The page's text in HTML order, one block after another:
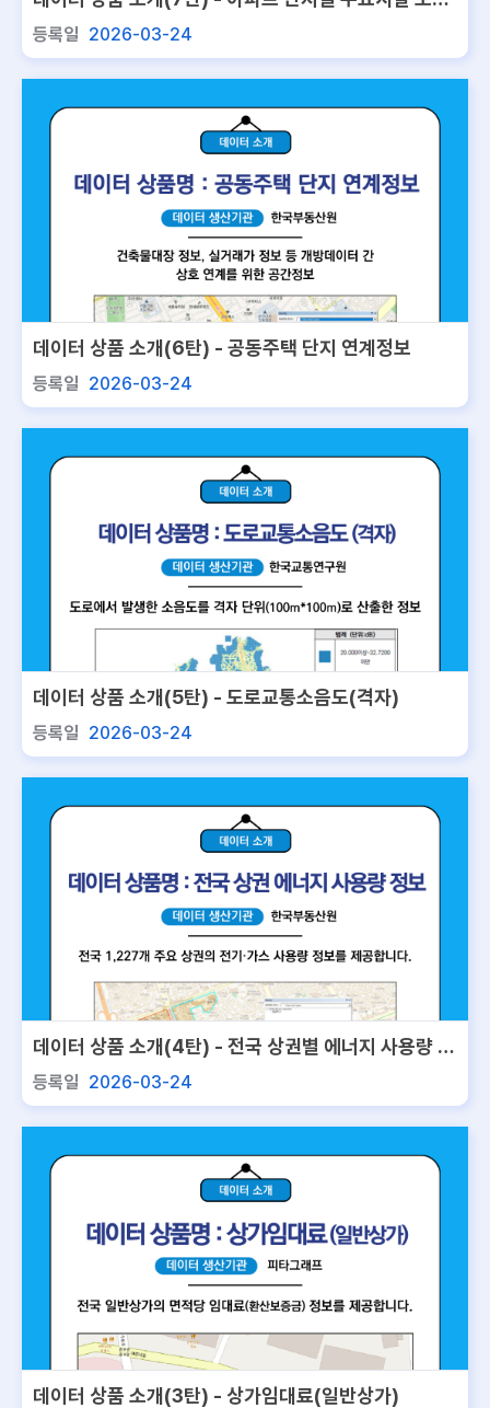
접근성 정보
등록일 2026-03-24
데이터 상품 소개(6탄) - 공동주택 단지 연계정보
등록일 2026-03-24
데이터 상품 소개(5탄) - 도로교통소음도(격자)
등록일 2026-03-24
데이터 상품 소개(4탄) - 전국 상권별 에너지 사용량 정
보
등록일 2026-03-24
데이터 상품 소개(3탄) - 상가임대료(일반상가)